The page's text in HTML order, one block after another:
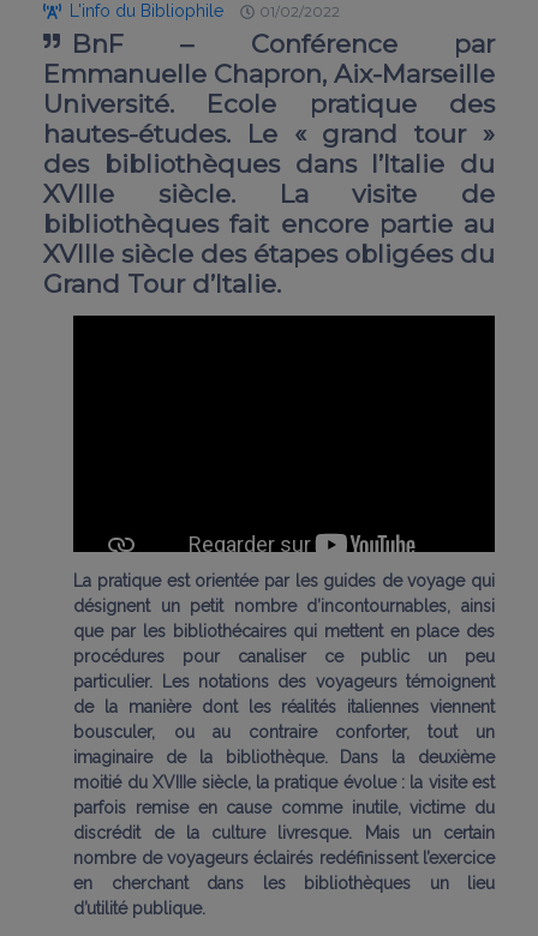
L'info du Bibliophile 01/02/2022
BnF – Conférence par
Emmanuelle Chapron, Aix-Marseille
Université. Ecole pratique des
hautes-études. Le « grand tour »
des bibliothèques dans l’Italie du
XVIIIe siècle. La visite de
bibliothèques fait encore partie au
XVIIIe siècle des étapes obligées du
Grand Tour d’Italie.
La pratique est orientée par les guides de voyage qui
désignent un petit nombre d’incontournables, ainsi
que par les bibliothécaires qui mettent en place des
procédures pour canaliser ce public un peu
particulier. Les notations des voyageurs témoignent
de la manière dont les réalités italiennes viennent
bousculer, ou au contraire conforter, tout un
imaginaire de la bibliothèque. Dans la deuxième
moitié du XVIIIe siècle, la pratique évolue : la visite est
parfois remise en cause comme inutile, victime du
discrédit de la culture livresque. Mais un certain
nombre de voyageurs éclairés redéfinissent l’exercice
en cherchant dans les bibliothèques un lieu
d’utilité publique.